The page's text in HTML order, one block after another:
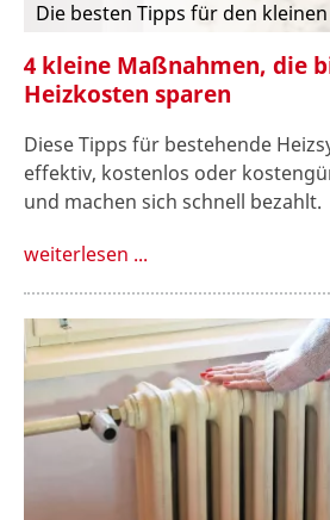
Die besten Tipps für den
4 kleine Maßnahmen, die
Heizkosten sparen
Diese Tipps für bestehende
effektiv, kostenlos oder
und machen sich schnell bezahlt.
weiterlesen ...